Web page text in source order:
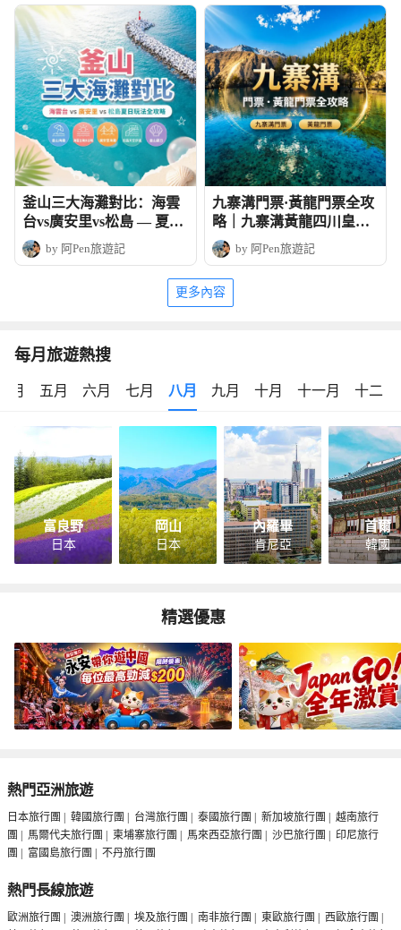
釜山三大海灘對比：海雲
台vs廣安里vs松島 — 夏日
玩法全攻略
by 阿Pen旅遊記
九寨溝門票·黃龍門票全攻
略｜九寨溝黃龍四川皇牌
深度6天團
by 阿Pen旅遊記
更多內容
每月旅遊熱搜
月 五月 六月 七月 八月 九月 十月 十一月 十二月
富良野
日本
岡山
日本
內羅畢
肯尼亞
首爾
韓國
精選優惠
熱門亞洲旅遊
日本旅行團 | 韓國旅行團 | 台灣旅行團 | 泰國旅行團 | 新加坡旅行團 | 越南旅行
團 | 馬爾代夫旅行團 | 柬埔寨旅行團 | 馬來西亞旅行團 | 沙巴旅行團 | 印尼旅行
團 | 富國島旅行團 | 不丹旅行團
熱門長線旅遊
歐洲旅行團 | 澳洲旅行團 | 埃及旅行團 | 南非旅行團 | 東歐旅行團 | 西歐旅行團 |